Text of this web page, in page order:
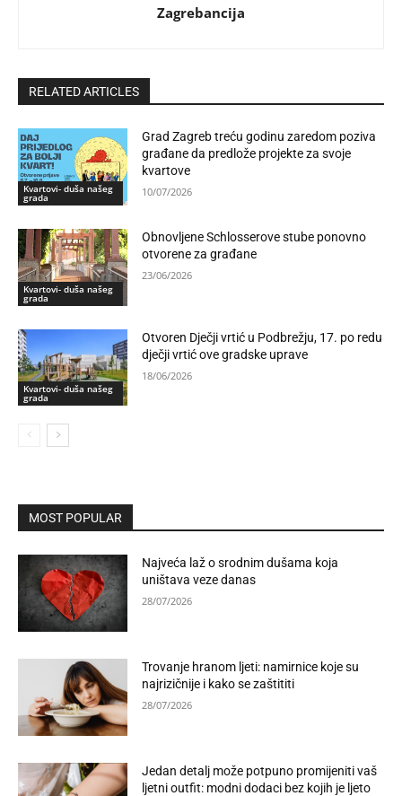
Zagrebancija
RELATED ARTICLES
Kvartovi- duša našeg
grada
Grad Zagreb treću godinu zaredom poziva
građane da predlože projekte za svoje
kvartove
10/07/2026
Kvartovi- duša našeg
grada
Obnovljene Schlosserove stube ponovno
otvorene za građane
23/06/2026
Kvartovi- duša našeg
grada
Otvoren Dječji vrtić u Podbrežju, 17. po redu
dječji vrtić ove gradske uprave
18/06/2026
MOST POPULAR
Najveća laž o srodnim dušama koja
uništava veze danas
28/07/2026
Trovanje hranom ljeti: namirnice koje su
najrizičnije i kako se zaštititi
28/07/2026
Jedan detalj može potpuno promijeniti vaš
ljetni outfit: modni dodaci bez kojih je ljeto